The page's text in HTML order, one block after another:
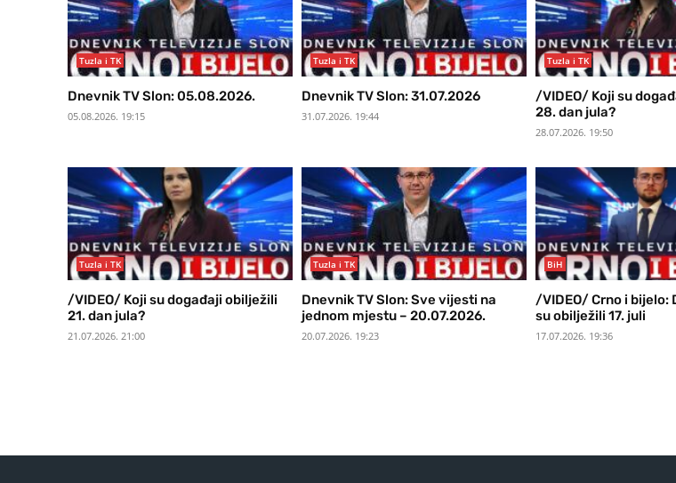
Tuzla i TK
Dnevnik TV Slon: 05.08.2026.
05.08.2026. 19:15
Tuzla i TK
Dnevnik TV Slon: 31.07.2026
31.07.2026. 19:44
Tuzla i TK
/VIDEO/ Koji su
28. dan jula?
28.07.2026. 19:50
Tuzla i TK
/VIDEO/ Koji su događaji obilježili
21. dan jula?
21.07.2026. 21:00
Tuzla i TK
Dnevnik TV Slon: Sve vijesti na
jednom mjestu – 20.07.2026.
20.07.2026. 19:23
BiH
/VIDEO/ Crno i bijelo:
su obilježili 17. juli
17.07.2026. 19:36